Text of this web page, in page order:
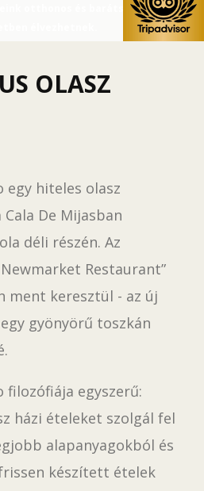
otthonos és barátságos
család és barát találkozhat
környezetben, élvezve a
OLASZ
hiteles olasz
De Mijasban
déli részén. Az
Restaurant”
ment keresztül - az új
gyönyörű toszkán
egyszerű:
házi ételeket szolgál fel
alapanyagokból és
készített ételek